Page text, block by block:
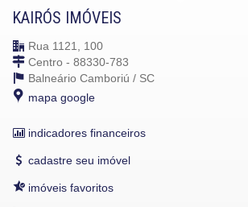
KAIRÓS IMÓVEIS
Rua 1121, 100
Centro - 88330-783
Balneário Camboriú / SC
mapa google
indicadores financeiros
cadastre seu imóvel
imóveis favoritos